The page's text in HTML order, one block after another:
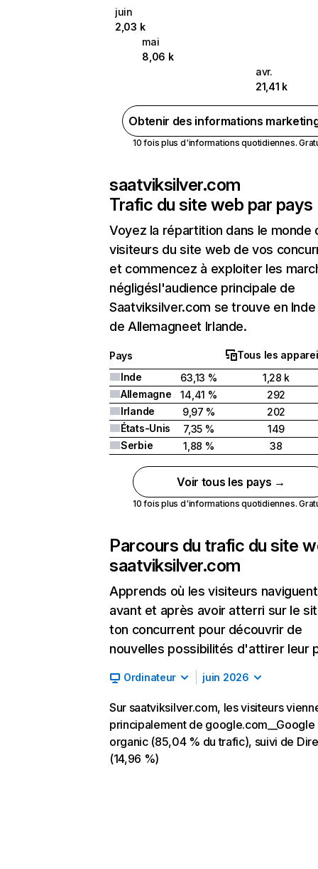
juin
2,03 k
mai
8,06 k
avr.
21,41 k
Obtenir des informations
10 fois plus d'informations quotidiennes.
saatviksilver.com
Trafic du site web par pays
Voyez la répartition dans le monde
visiteurs du site web de vos
et commencez à exploiter les
négligésl'audience principale de
Saatviksilver.com se trouve en Inde
de Allemagneet Irlande.
Pays
Tous les
Inde
63,13 %
1,28 k
Allemagne
14,41 %
292
Irlande
9,97 %
202
États-Unis
7,35 %
149
Serbie
1,88 % 38
Voir tous les pays →
10 fois plus d'informations quotidiennes.
Parcours du trafic du site
saatviksilver.com
Apprends où les visiteurs naviguent
avant et après avoir atterri sur le
ton concurrent pour découvrir de
nouvelles possibilités d'attirer leur
Ordinateur juin 2026
Sur saatviksilver.com, les visiteurs
principalement de google.com__Google
organic (85,04 % du trafic), suivi de
(14,96 %)